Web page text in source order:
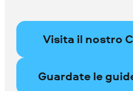
Visita il nostro
Guardate le